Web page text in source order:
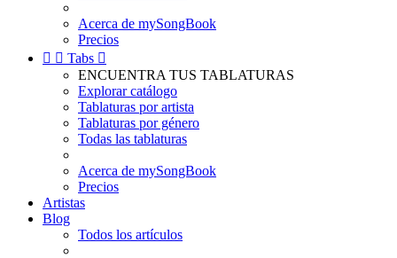
Acerca de mySongBook
Precios
  Tabs 
ENCUENTRA TUS TABLATURAS
Explorar catálogo
Tablaturas por artista
Tablaturas por género
Todas las tablaturas
Acerca de mySongBook
Precios
Artistas
Blog
Todos los artículos